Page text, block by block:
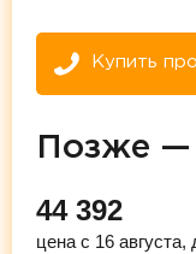
Купить
Позже
44 392
цена с 16